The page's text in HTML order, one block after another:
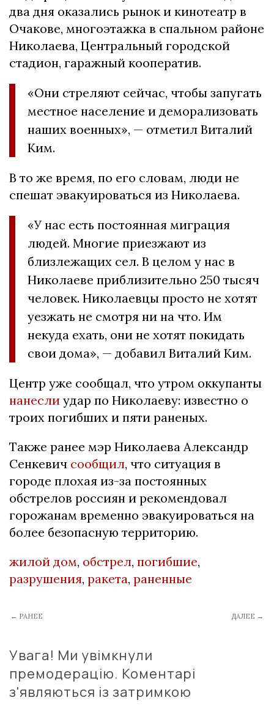
два дня оказались рынок и кинотеатр в
Очакове, многоэтажка в спальном районе
Николаева, Центральный городской
стадион, гаражный кооператив.
«Они стреляют сейчас, чтобы запугать
местное население и деморализовать
наших военных», — отметил Виталий
Ким.
В то же время, по его словам, люди не
спешат эвакуироваться из Николаева.
«У нас есть постоянная миграция
людей. Многие приезжают из
близлежащих сел. В целом у нас в
Николаеве приблизительно 250 тысяч
человек. Николаевцы просто не хотят
уезжать не смотря ни на что. Им
некуда ехать, они не хотят покидать
свои дома», — добавил Виталий Ким.
Центр уже сообщал, что утром оккупанты
нанесли удар по Николаеву: известно о
троих погибших и пяти раненых.
Также ранее мэр Николаева Александр
Сенкевич сообщил, что ситуация в
городе плохая из-за постоянных
обстрелов россиян и рекомендовал
горожанам временно эвакуироваться на
более безопасную территорию.
жилой дом, обстрел, погибшие,
разрушения, ракета, раненные
← РАНЕЕ ДАЛЕЕ →
Увага! Ми увімкнули
премодерацію. Коментарі
з'являються із затримкою